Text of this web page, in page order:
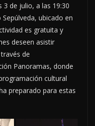
3 de julio, a las 19:30
ubicado en
es gratuita y
deseen asistir
de
Panoramas, donde
cultural
preparado para estas